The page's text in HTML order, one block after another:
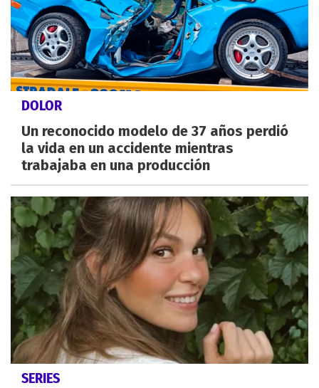
DOLOR
Un reconocido modelo de 37 años perdió
la vida en un accidente mientras
trabajaba en una producción
SERIES